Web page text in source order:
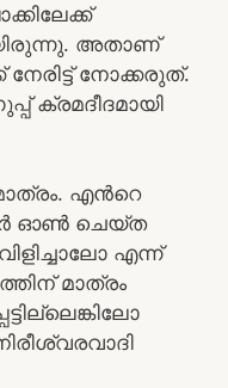
അതാണ്‌
നോക്കരുത്.
ക്രമദീദമായി
എൻറെ
ഓൺ ചെയ്ത
എന്ന്
മാത്രം